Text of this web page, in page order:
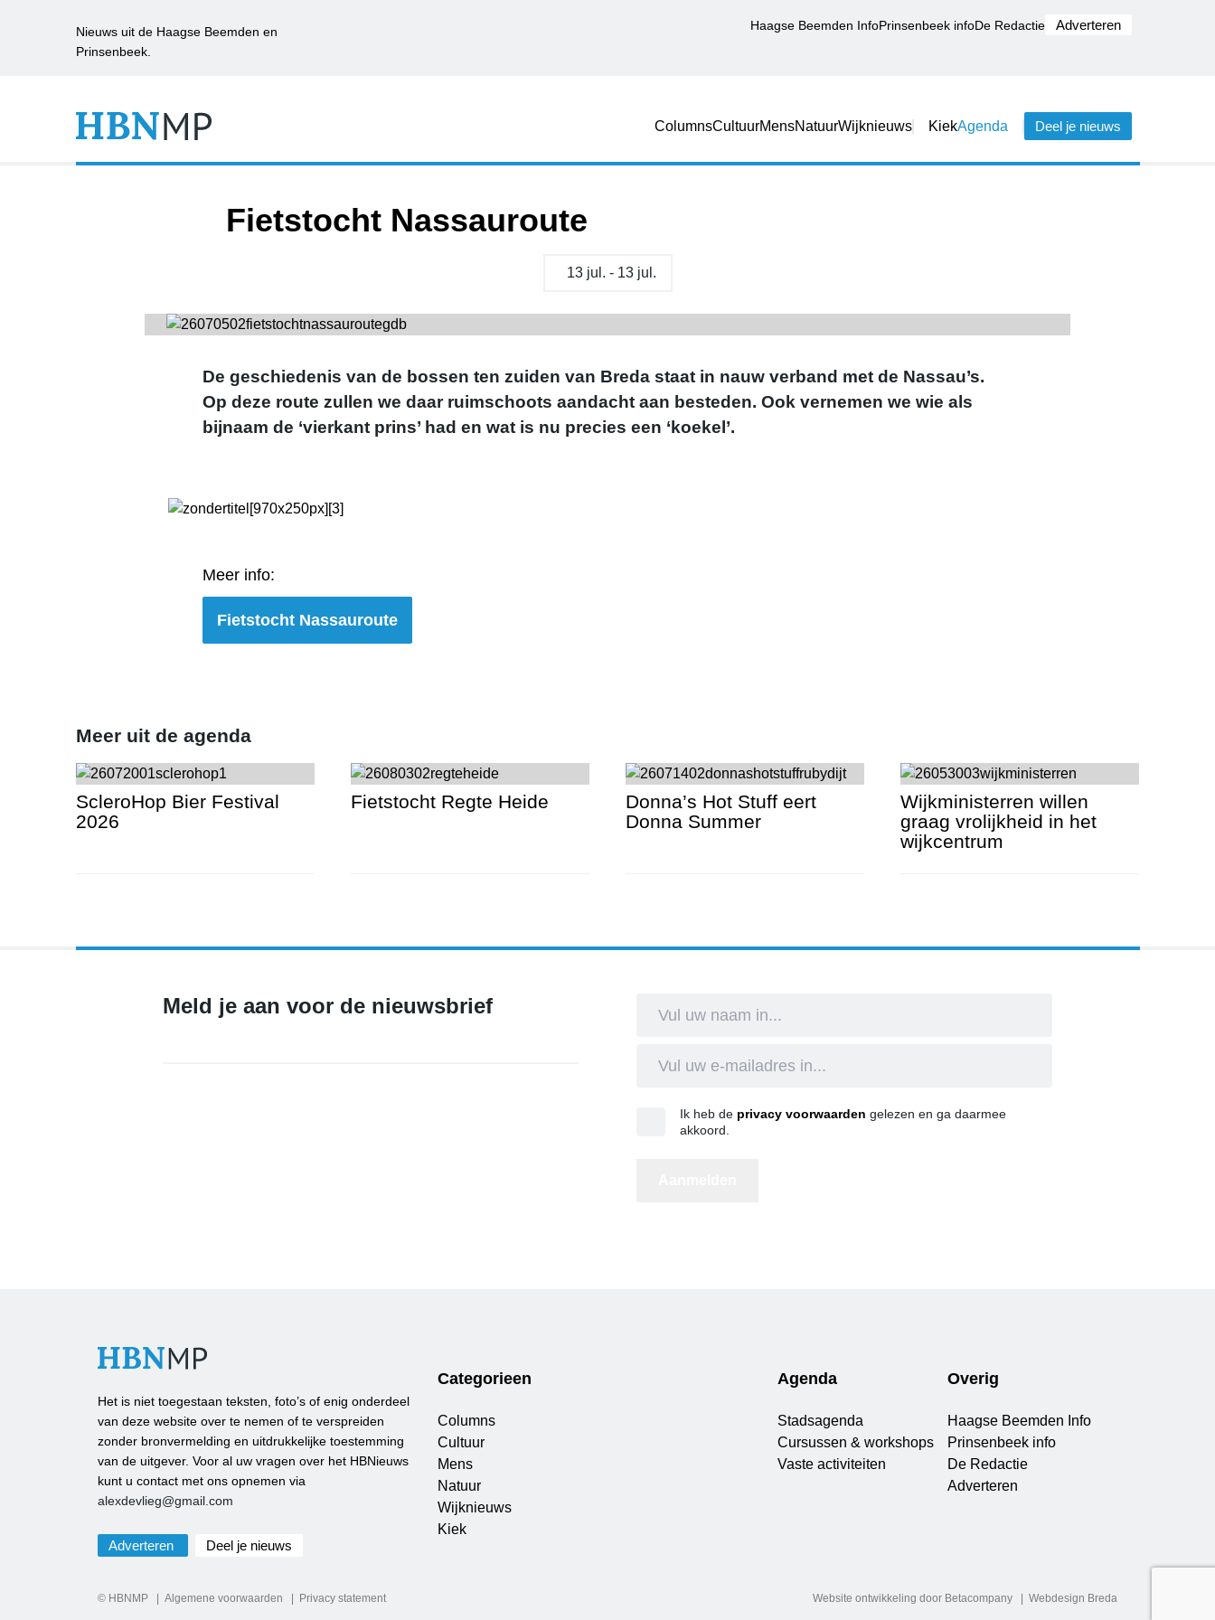
Nieuws uit de Haagse Beemden en
Prinsenbeek.
Haagse Beemden InfoPrinsenbeek infoDe Redactie Adverteren
ColumnsCultuurMensNatuurWijknieuws KiekAgenda Deel je nieuws
Fietstocht Nassauroute
13 jul. - 13 jul.
De geschiedenis van de bossen ten zuiden van Breda staat in nauw verband met de Nassau’s.
Op deze route zullen we daar ruimschoots aandacht aan besteden. Ook vernemen we wie als
bijnaam de ‘vierkant prins’ had en wat is nu precies een ‘koekel’.
Meer info:
Fietstocht Nassauroute
Meer uit de agenda
ScleroHop Bier Festival
2026
Fietstocht Regte Heide
Donna’s Hot Stuff eert
Donna Summer
Wijkministerren willen
graag vrolijkheid in het
wijkcentrum
Meld je aan voor de nieuwsbrief
Ik heb de privacy voorwaarden gelezen en ga daarmee
akkoord.
Het is niet toegestaan teksten, foto’s of enig onderdeel
van deze website over te nemen of te verspreiden
zonder bronvermelding en uitdrukkelijke toestemming
van de uitgever. Voor al uw vragen over het HBNieuws
kunt u contact met ons opnemen via
alexdevlieg@gmail.com
Adverteren Deel je nieuws
Categorieen
Columns
Cultuur
Mens
Natuur
Wijknieuws
Kiek
Agenda
Stadsagenda
Cursussen & workshops
Vaste activiteiten
Overig
Haagse Beemden Info
Prinsenbeek info
De Redactie
Adverteren
© HBNMP Algemene voorwaarden Privacy statement Website ontwikkeling door Betacompany Webdesign Breda